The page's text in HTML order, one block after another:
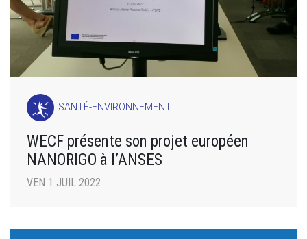
SANTÉ-ENVIRONNEMENT
WECF présente son projet européen
NANORIGO à l’ANSES
VEN 1 JUIL 2022